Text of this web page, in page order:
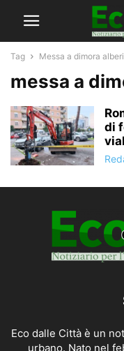
Tag Messa a dimora alberi
messa a
di
Eco dalle Città è un
urbano. Nato nel